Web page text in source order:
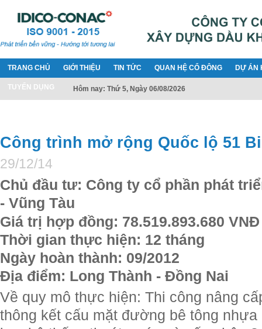
TRANG CHỦ GIỚI THIỆU TIN TỨC QUAN HỆ CỔ ĐÔNG DỰ ÁN
TUYỂN DỤNG Hôm nay: Thứ 5, Ngày 06/08/2026
Công trình mở rộng Quốc lộ 51
29/12/14
Chủ đầu tư: Công ty cổ phần phát
- Vũng Tàu
Giá trị hợp đồng: 78.519.893.680 VNĐ
Thời gian thực hiện: 12 tháng
Ngày hoàn thành: 09/2012
Địa điểm: Long Thành - Đồng Nai
Về quy mô thực hiện: Thi công nâng
thông kết cấu mặt đường bê tông